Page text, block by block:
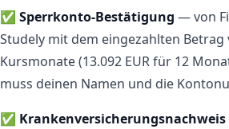
✅ Sperrkonto-Bestätigung — von
Studely mit dem eingezahlten Betrag
Kursmonate (13.092 EUR für 12
muss deinen Namen und die
✅ Krankenversicherungsnachweis